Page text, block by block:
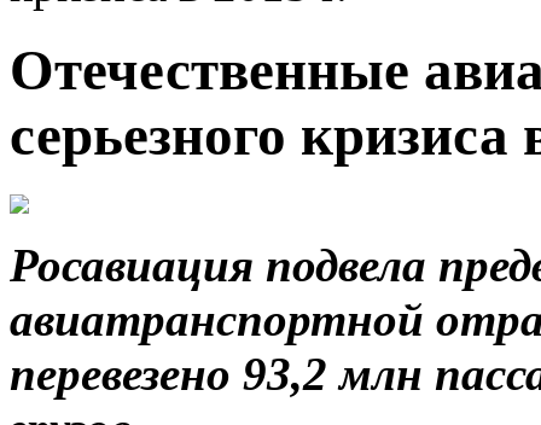
Отечественные
серьезного кризиса
Росавиация подвела
авиатранспортной
перевезено 93,2 млн